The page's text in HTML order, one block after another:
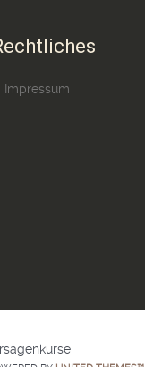
Impressum